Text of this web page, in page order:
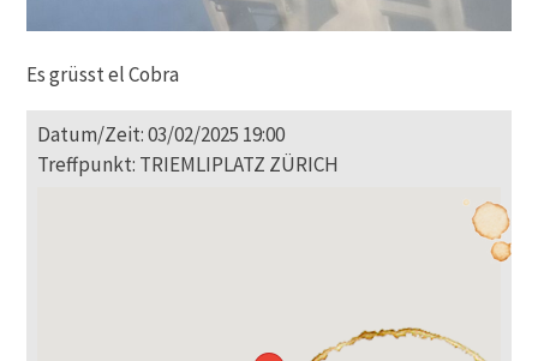
Es grüsst el Cobra
Datum/Zeit: 03/02/2025 19:00
Treffpunkt: TRIEMLIPLATZ ZÜRICH